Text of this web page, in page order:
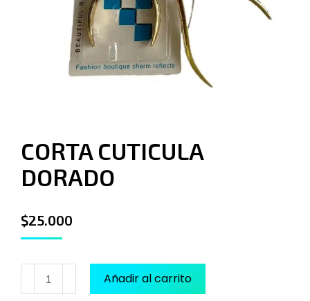
CORTA CUTICULA
DORADO
$25.000
Añadir al carrito